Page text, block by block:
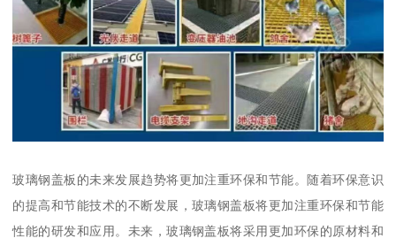
玻璃钢盖板的未来发展趋势将更加注重环保和节能。随着环保意识
的提高和节能技术的不断发展，玻璃钢盖板将更加注重环保和节能
性能的研发和应用。未来，玻璃钢盖板将采用更加环保的原材料和